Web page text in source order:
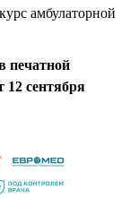
амбулаторной
печатной
12 сентября